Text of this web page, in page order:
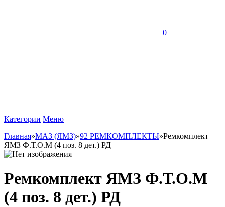
0
Категории Меню
Главная»МАЗ (ЯМЗ)»92 РЕМКОМПЛЕКТЫ»Ремкомплект
ЯМЗ Ф.Т.О.М (4 поз. 8 дет.) РД
Ремкомплект ЯМЗ Ф.Т.О.М
(4 поз. 8 дет.) РД